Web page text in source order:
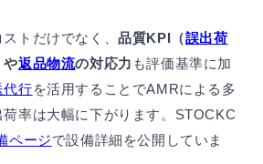
トだけでなく、品質KPI（誤出荷
や返品物流の対応力 も評価基準に加
代行を活用することでAMRによる多
率は大幅に下がります。STOCKC
ページで設備詳細を公開していま